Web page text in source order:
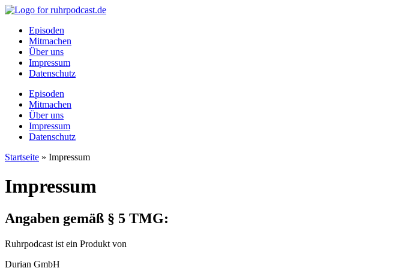
Episoden
Mitmachen
Über uns
Impressum
Datenschutz
Episoden
Mitmachen
Über uns
Impressum
Datenschutz
Startseite » Impressum
Impressum
Angaben gemäß § 5 TMG:
Ruhrpodcast ist ein Produkt von
Durian GmbH